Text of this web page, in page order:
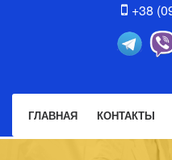
+38
ГЛАВНАЯ КОНТАКТЫ